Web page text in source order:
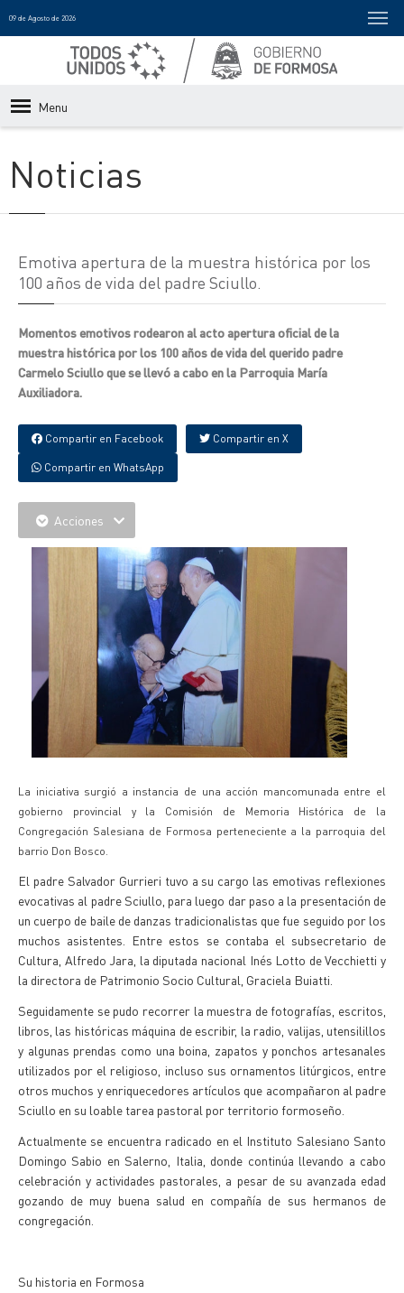
09 de Agosto de 2026
Menu
Noticias
Emotiva apertura de la muestra histórica por los
100 años de vida del padre Sciullo.
Momentos emotivos rodearon al acto apertura oficial de la
muestra histórica por los 100 años de vida del querido padre
Carmelo Sciullo que se llevó a cabo en la Parroquia María
Auxiliadora.
Compartir en Facebook Compartir en X
Compartir en WhatsApp
Acciones
La iniciativa surgió a instancia de una acción mancomunada entre el
gobierno provincial y la Comisión de Memoria Histórica de la
Congregación Salesiana de Formosa perteneciente a la parroquia del
barrio Don Bosco.
El padre Salvador Gurrieri tuvo a su cargo las emotivas reflexiones
evocativas al padre Sciullo, para luego dar paso a la presentación de
un cuerpo de baile de danzas tradicionalistas que fue seguido por los
muchos asistentes. Entre estos se contaba el subsecretario de
Cultura, Alfredo Jara, la diputada nacional Inés Lotto de Vecchietti y
la directora de Patrimonio Socio Cultural, Graciela Buiatti.
Seguidamente se pudo recorrer la muestra de fotografías, escritos,
libros, las históricas máquina de escribir, la radio, valijas, utensilillos
y algunas prendas como una boina, zapatos y ponchos artesanales
utilizados por el religioso, incluso sus ornamentos litúrgicos, entre
otros muchos y enriquecedores artículos que acompañaron al padre
Sciullo en su loable tarea pastoral por territorio formoseño.
Actualmente se encuentra radicado en el Instituto Salesiano Santo
Domingo Sabio en Salerno, Italia, donde continúa llevando a cabo
celebración y actividades pastorales, a pesar de su avanzada edad
gozando de muy buena salud en compañía de sus hermanos de
congregación.
Su historia en Formosa